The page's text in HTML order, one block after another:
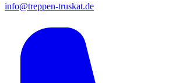
info@treppen-truskat.de